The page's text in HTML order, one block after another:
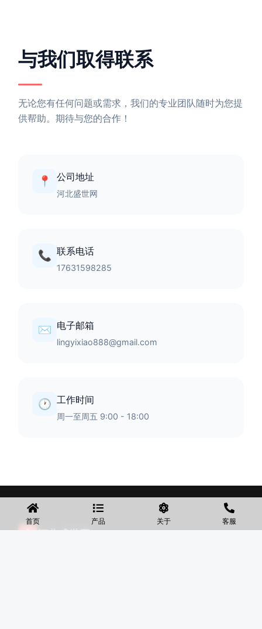
与我们取得联系
无论您有任何问题或需求，我们的专业团队随时为您提
供帮助。期待与您的合作！
📍 公司地址
河北盛世网
📞 联系电话
17631598285
✉️ 电子邮箱
lingyixiao888@gmail.com
🕐 工作时间
周一至周五 9:00 - 18:00
◆ 河北盛世网
首页 产品 关于 客服